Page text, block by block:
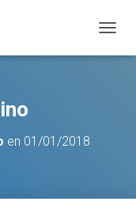
A
en 01/01/2018